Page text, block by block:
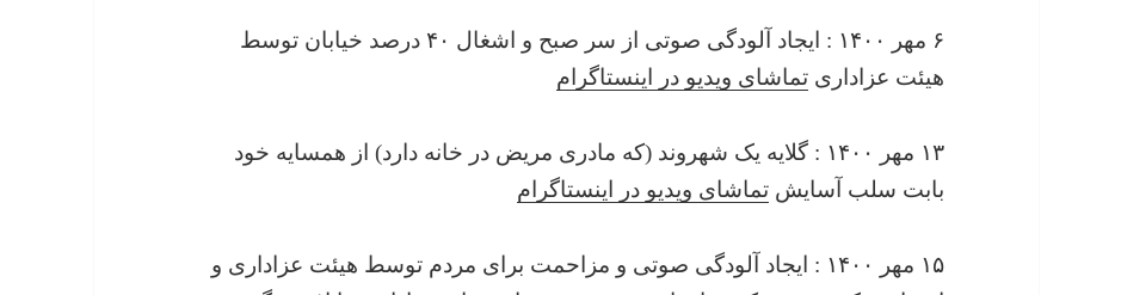
۶ مهر ۱۴۰۰ : ایجاد آلودگی صوتی از سر صبح و اشغال ۴۰ درصد خیابان توسط
هیئت عزاداریتماشای ویدیو در اینستاگرام
۱۳ مهر ۱۴۰۰ : گلایه یک شهروند (که مادری مریض در خانه دارد) از همسایه خود
بابت سلب آسایشتماشای ویدیو در اینستاگرام
۱۵ مهر ۱۴۰۰ : ایجاد آلودگی صوتی و مزاحمت برای مردم توسط هیئت عزاداری و